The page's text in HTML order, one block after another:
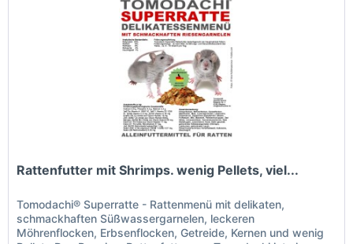
Rattenfutter mit Shrimps. wenig Pellets, viel...
Tomodachi® Superratte - Rattenmenü mit delikaten,
schmackhaften Süßwassergarnelen, leckeren
Möhrenflocken, Erbsenflocken, Getreide, Kernen und wenig